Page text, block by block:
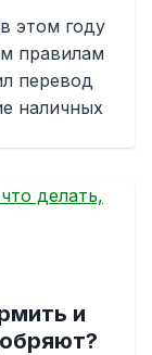
этом году
правилам
перевод
наличных
и